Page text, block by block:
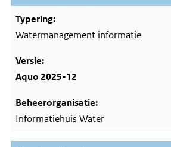
Watermanagement informatie
Aquo 2025-12
Informatiehuis Water